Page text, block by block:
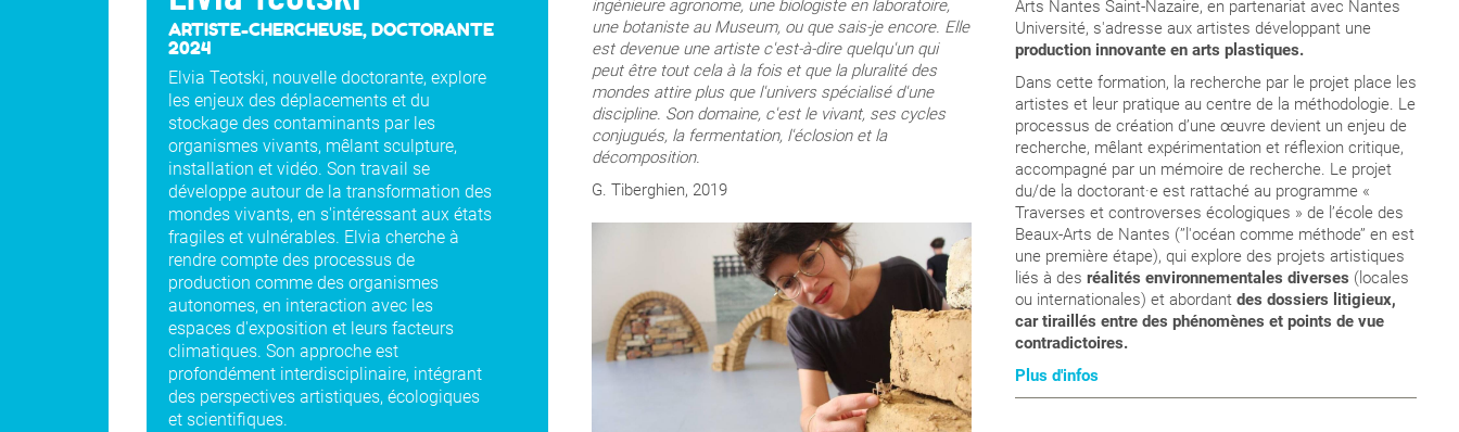
ARTISTE-CHERCHEUSE, DOCTORANTE
2024
Elvia Teotski, nouvelle doctorante, explore
les enjeux des déplacements et du
stockage des contaminants par les
organismes vivants, mêlant sculpture,
installation et vidéo. Son travail se
développe autour de la transformation des
mondes vivants, en s'intéressant aux états
fragiles et vulnérables. Elvia cherche à
rendre compte des processus de
production comme des organismes
autonomes, en interaction avec les
espaces d'exposition et leurs facteurs
climatiques. Son approche est
profondément interdisciplinaire, intégrant
des perspectives artistiques, écologiques
et scientifiques.
ingénieure agronome, une biologiste en laboratoire,
une botaniste au Museum, ou que sais-je encore. Elle
est devenue une artiste c'est-à-dire quelqu'un qui
peut être tout cela à la fois et que la pluralité des
mondes attire plus que l'univers spécialisé d'une
discipline. Son domaine, c'est le vivant, ses cycles
conjugués, la fermentation, l'éclosion et la
décomposition.
G. Tiberghien, 2019
Arts Nantes Saint-Nazaire, en partenariat avec Nantes
Université, s'adresse aux artistes développant une
production innovante en arts plastiques.
Dans cette formation, la recherche par le projet place les
artistes et leur pratique au centre de la méthodologie. Le
processus de création d’une œuvre devient un enjeu de
recherche, mêlant expérimentation et réflexion critique,
accompagné par un mémoire de recherche. Le projet
du/de la doctorant·e est rattaché au programme «
Traverses et controverses écologiques » de l’école des
Beaux-Arts de Nantes (’’l'océan comme méthode’’ en est
une première étape), qui explore des projets artistiques
liés à des réalités environnementales diverses (locales
ou internationales) et abordant des dossiers litigieux,
car tiraillés entre des phénomènes et points de vue
contradictoires.
Plus d'infos